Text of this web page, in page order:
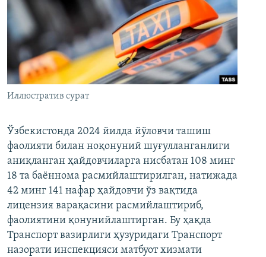
Иллюстратив сурат
Ўзбекистонда 2024 йилда йўловчи ташиш
фаолияти билан ноқонуний шуғулланганлиги
аниқланган ҳайдовчиларга нисбатан 108 минг
18 та баённома расмийлаштирилган, натижада
42 минг 141 нафар ҳайдовчи ўз вақтида
лицензия варақасини расмийлаштириб,
фаолиятини қонунийлаштирган. Бу ҳақда
Транспорт вазирлиги ҳузуридаги Транспорт
назорати инспекцияси матбуот хизмати